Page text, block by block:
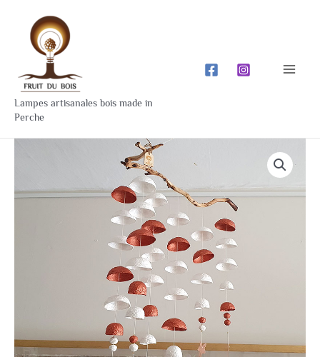
contenu
Lampes artisanales bois made in
Perche